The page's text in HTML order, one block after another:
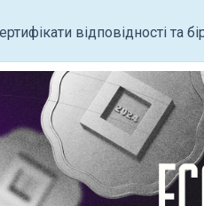
відповідності та